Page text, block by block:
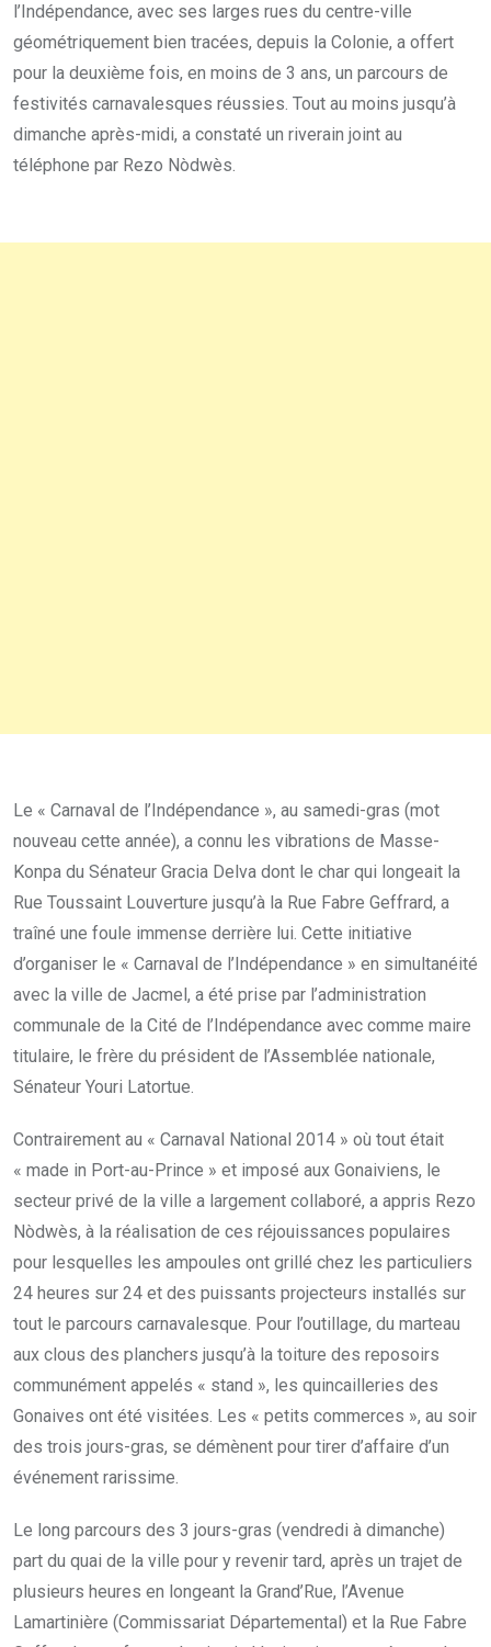
l’Indépendance, avec ses larges rues du centre-ville
géométriquement bien tracées, depuis la Colonie, a offert
pour la deuxième fois, en moins de 3 ans, un parcours de
festivités carnavalesques réussies. Tout au moins jusqu’à
dimanche après-midi, a constaté un riverain joint au
téléphone par Rezo Nòdwès.
Le « Carnaval de l’Indépendance », au samedi-gras (mot
nouveau cette année), a connu les vibrations de Masse-
Konpa du Sénateur Gracia Delva dont le char qui longeait la
Rue Toussaint Louverture jusqu’à la Rue Fabre Geffrard, a
traîné une foule immense derrière lui. Cette initiative
d’organiser le « Carnaval de l’Indépendance » en simultanéité
avec la ville de Jacmel, a été prise par l’administration
communale de la Cité de l’Indépendance avec comme maire
titulaire, le frère du président de l’Assemblée nationale,
Sénateur Youri Latortue.
Contrairement au « Carnaval National 2014 » où tout était
« made in Port-au-Prince » et imposé aux Gonaiviens, le
secteur privé de la ville a largement collaboré, a appris Rezo
Nòdwès, à la réalisation de ces réjouissances populaires
pour lesquelles les ampoules ont grillé chez les particuliers
24 heures sur 24 et des puissants projecteurs installés sur
tout le parcours carnavalesque. Pour l’outillage, du marteau
aux clous des planchers jusqu’à la toiture des reposoirs
communément appelés « stand », les quincailleries des
Gonaives ont été visitées. Les « petits commerces », au soir
des trois jours-gras, se démènent pour tirer d’affaire d’un
événement rarissime.
Le long parcours des 3 jours-gras (vendredi à dimanche)
part du quai de la ville pour y revenir tard, après un trajet de
plusieurs heures en longeant la Grand’Rue, l’Avenue
Lamartinière (Commissariat Départemental) et la Rue Fabre